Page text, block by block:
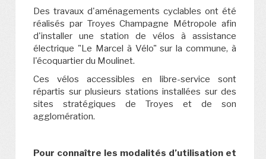
Des travaux d'aménagements cyclables ont été
réalisés par Troyes Champagne Métropole afin
d'installer une station de vélos à assistance
électrique "Le Marcel à Vélo" sur la commune, à
l'écoquartier du Moulinet.
Ces vélos accessibles en libre-service sont
répartis sur plusieurs stations installées sur des
sites stratégiques de Troyes et de son
agglomération.
Pour connaître les modalités d’utilisation et